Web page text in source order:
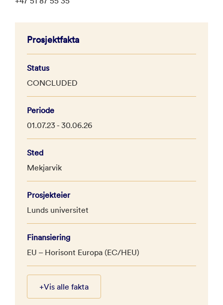
Prosjektfakta
Status
CONCLUDED
Periode
01.07.23 - 30.06.26
Sted
Mekjarvik
Prosjekteier
Lunds universitet
Finansiering
EU – Horisont Europa (EC/HEU)
+Vis alle fakta